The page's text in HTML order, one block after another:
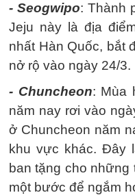
- Seogwipo: Thành
Jeju này là địa
nhất Hàn Quốc, bắt
nở rộ vào ngày 24/3.
- Chuncheon: Mùa
năm nay rơi vào
ở Chuncheon năm
khu vực khác. Đây
ban tặng cho những
một bước để ngắm